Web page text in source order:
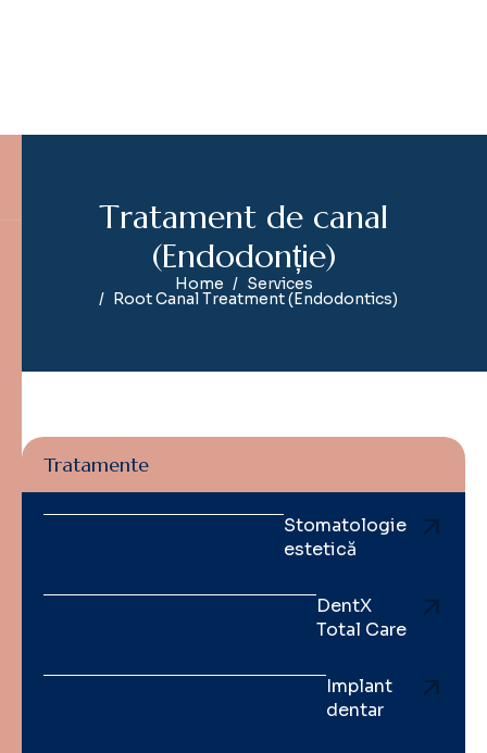
Tratament de canal
(Endodonție)
Home Services
Root Canal Treatment (Endodontics)
Tratamente
Stomatologie
estetică
DentX
Total Care
Implant
dentar